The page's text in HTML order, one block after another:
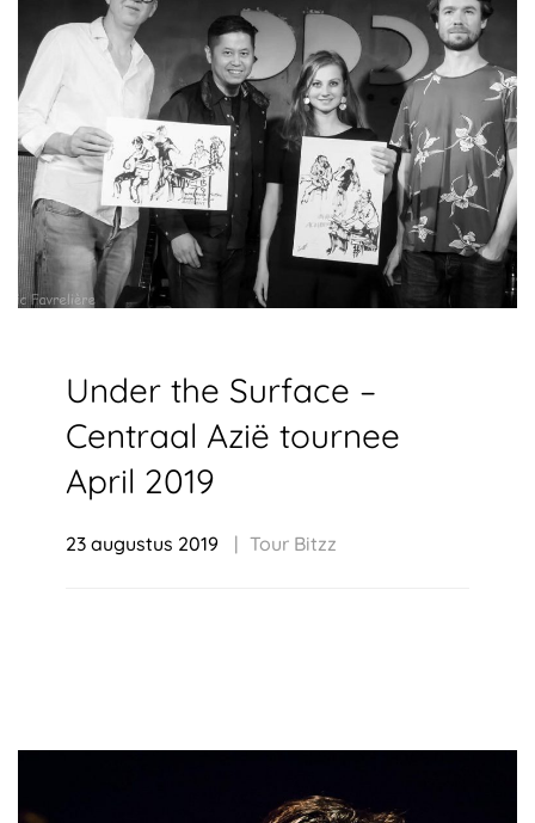
Under the Surface –
Centraal Azië tournee
April 2019
23 augustus 2019 Tour Bitzz